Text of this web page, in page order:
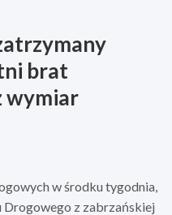
brat
wymiar
w środku tygodnia,
Drogowego z zabrzańskiej